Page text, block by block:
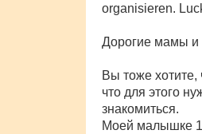
щ
и
organisieren.
Дорогие мамы и
Вы тоже
что для этого
знакомиться.
Моей малышке